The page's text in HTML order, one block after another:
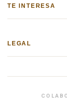
TE INTERESA
LEGAL